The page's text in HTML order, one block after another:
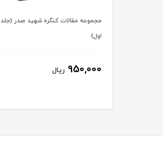
مجموعه مقالات کنگره شهید صدر (جلد
اول)
950,000 ریال